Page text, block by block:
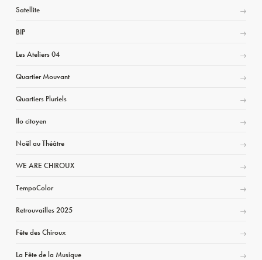
Satellite
BIP
Les Ateliers 04
Quartier Mouvant
Quartiers Pluriels
Ilo citoyen
Noël au Théâtre
WE ARE CHIROUX
TempoColor
Retrouvailles 2025
Fête des Chiroux
La Fête de la Musique